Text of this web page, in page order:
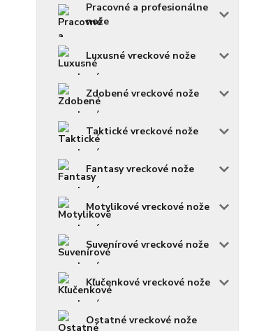
Pracovné a profesionálne
nože
Luxusné vreckové nože
Zdobené vreckové nože
Taktické vreckové nože
Fantasy vreckové nože
Motylikové vreckové nože
Suvenírové vreckové nože
Kľučenkové vreckové nože
Ostatné vreckové nože